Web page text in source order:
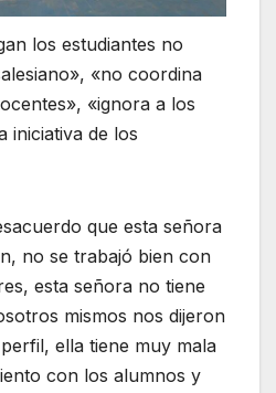
los estudiantes no
«no coordina
«ignora a los
iniciativa de los
que esta señora
no se trabajó bien con
esta señora no tiene
mismos nos dijeron
ella tiene muy mala
con los alumnos y